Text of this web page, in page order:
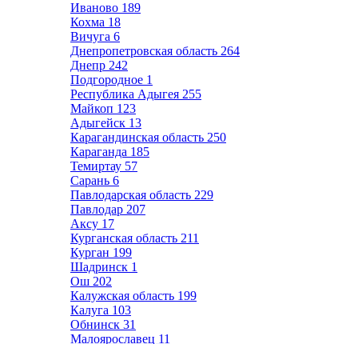
Иваново 189
Кохма 18
Вичуга 6
Днепропетровская область 264
Днепр 242
Подгородное 1
Республика Адыгея 255
Майкоп 123
Адыгейск 13
Карагандинская область 250
Караганда 185
Темиртау 57
Сарань 6
Павлодарская область 229
Павлодар 207
Аксу 17
Курганская область 211
Курган 199
Шадринск 1
Ош 202
Калужская область 199
Калуга 103
Обнинск 31
Малоярославец 11